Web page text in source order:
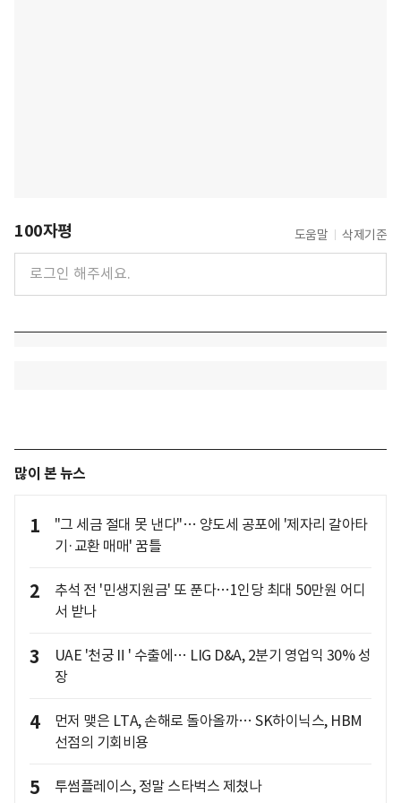
100자평 도움말 삭제기준
많이 본 뉴스
1
"그 세금 절대 못 낸다"… 양도세 공포에 '제자리 갈아타
기·교환 매매' 꿈틀
2
추석 전 '민생지원금' 또 푼다…1인당 최대 50만원 어디
서 받나
3
UAE '천궁Ⅱ' 수출에… LIG D&A, 2분기 영업익 30% 성
장
4
먼저 맺은 LTA, 손해로 돌아올까… SK하이닉스, HBM
선점의 기회비용
5 투썸플레이스, 정말 스타벅스 제쳤나